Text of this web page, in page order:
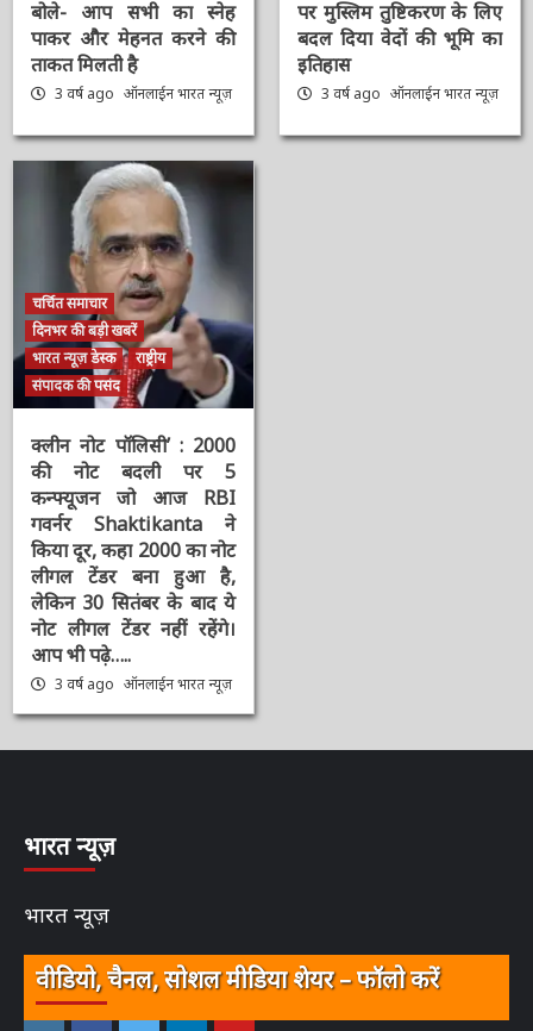
#9YearsOfModiGovernment
: सरकार के 9 साल पूरे होने
पर PM Modi का ट्वीट,
बोले- आप सभी का स्नेह
ताकत मिलती है
3 वर्ष ago ऑनलाईन भारत
#Sengol : स्वतंत्रता का
प्रतीक ‘सेंगोल’, संविधान में
श्रीराम-श्रीकृष्ण विराजमान,
पर मुस्लिम तुष्टिकरण के
का इतिहास
चर्चित समाचार
दिनभर की बड़ी खबरें
भारत न्यूज़ डेस्क
राष्ट्रीय
संपादक की पसंद
क्लीन नोट पॉलिसी’ : 2000
की नोट बदली पर 5
कन्फ्यूजन जो आज RBI
गवर्नर Shaktikanta ने
किया दूर, कहा 2000 का
नोट लीगल टेंडर बना हुआ है,
लेकिन 30 सितंबर के बाद ये
नोट लीगल टेंडर नहीं रहेंगे।
भारत न्यूज़
भारत न्यूज़